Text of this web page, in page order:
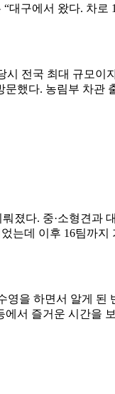
구에서 왔다. 차
전국 최대 규모
했다. 농림부 차
다. 중·소형견과
데 이후 16팀까
을 하면서 알게
에서 즐거운 시간을